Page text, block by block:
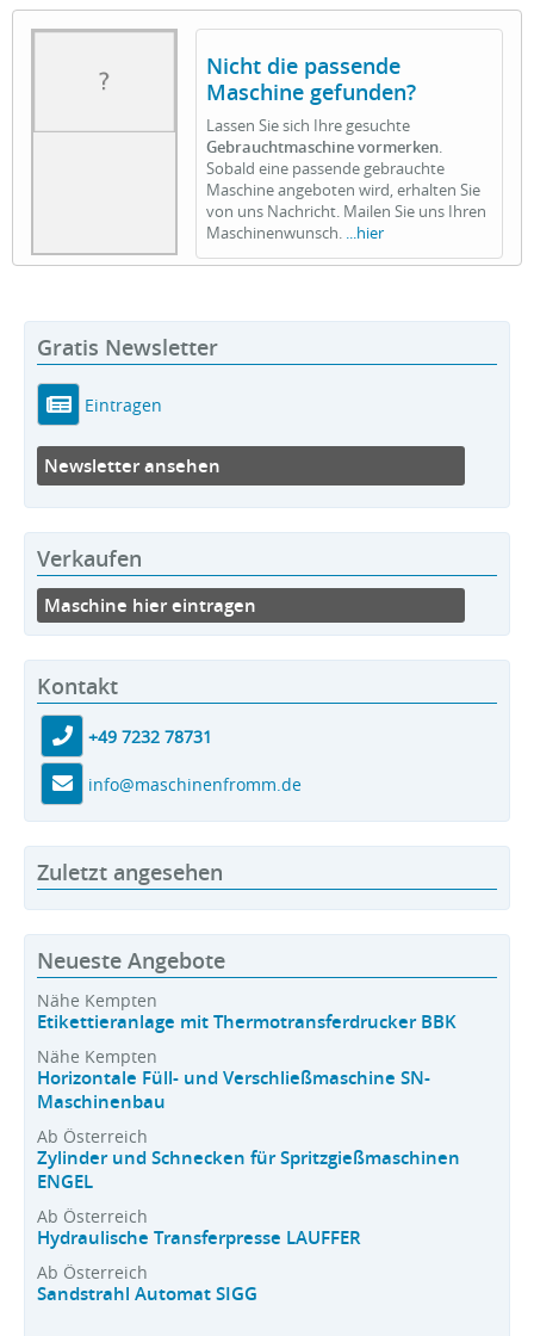
Nicht die passende
Maschine gefunden?
Lassen Sie sich Ihre gesuchte
Gebrauchtmaschine vormerken.
Sobald eine passende gebrauchte
Maschine angeboten wird, erhalten Sie
von uns Nachricht. Mailen Sie uns Ihren
Maschinenwunsch. ...hier
Gratis Newsletter
Eintragen
Newsletter ansehen
Verkaufen
Maschine hier eintragen
Kontakt
+49 7232 78731
info@maschinenfromm.de
Zuletzt angesehen
Neueste Angebote
Nähe Kempten
Etikettieranlage mit Thermotransferdrucker BBK
Nähe Kempten
Horizontale Füll- und Verschließmaschine SN-
Maschinenbau
Ab Österreich
Zylinder und Schnecken für Spritzgießmaschinen
ENGEL
Ab Österreich
Hydraulische Transferpresse LAUFFER
Ab Österreich
Sandstrahl Automat SIGG